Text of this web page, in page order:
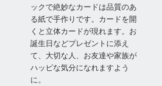
ックで絶妙なカードは品質のあ
る紙で手作りです。カードを開
くと立体カードが現れます。お
誕生日などプレゼントに添え
て、大切な人、お友達や家族が
ハッピな気分になれますよう
に。